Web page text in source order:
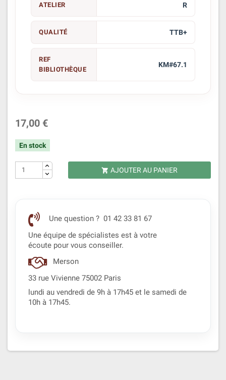
ATELIER R
QUALITÉ TTB+
REF
BIBLIOTHÈQUE
KM#67.1
17,00 €
En stock
 AJOUTER AU PANIER
Une question ? 01 42 33 81 67
Une équipe de spécialistes est à votre
écoute pour vous conseiller.
Merson
33 rue Vivienne 75002 Paris
lundi au vendredi de 9h à 17h45 et le samedi de
10h à 17h45.